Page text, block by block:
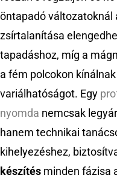
öntapadó változatoknál
zsírtalanítása
tapadáshoz, míg a
a fém polcokon
variálhatóságot. Egy
nyomda nemcsak
hanem technikai
kihelyezéshez,
készítés minden fázisa